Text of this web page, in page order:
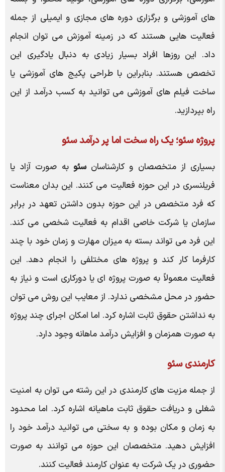
های آموزشی و برگزاری دوره های مجازی و ایمیلی از جمله
فعالیت هایی هستند که در زمینه آموزش می توان انجام
داد. این روزها افراد بسیار زیادی به دنبال یادگیری این
تخصص هستند. بنابراین با طراحی پکیج های آموزشی یا
ساخت فیلم های آموزشی می توانید به کسب درآمد از این
راه بپردازید.
پروژه سئو؛ یک راه سخت اما پر درآمد سئو
بسیاری از متخصصان و کارشناسانسئو به صورت آزاد یا
فریلنسری در این حوزه فعالیت می کنند. این بدان معناست
که فرد متخصص در این حوزه بدون داشتن تعهد در برابر
سازمان یا شرکت خاصی اقدام به فعالیت شخصی می کند.
این فرد می تواند بسته به میزان مهارت و زمان خود با چند
کارفرما کار کند و پروژه های مختلفی را انجام دهد. این
فعالیت معمولاً به صورت پروژه ای یا دورکاری است و نیاز به
حضور در محل مشخصی ندارد. از معایب این روش می توان
به نداشتن حقوق ثابت اشاره کرد. اما امکان اجرای چند پروژه
به صورت همزمان و افزایش درآمد ماهانه وجود دارد.
کارمندی سئو
از جمله مزیت های کارمندی در این رشته می توان به امنیت
شغلی و دریافت حقوق ثابت ماهیانه اشاره کرد. اما محدود
به زمان و مکان بوده و به سختی می توانید درآمد خود را
افزایش دهید. متخصصان این حوزه می توانند به صورت
حضوری در یک شرکت به عنوان کارمند فعالیت کنند.